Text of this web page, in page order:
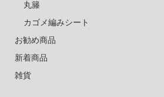
丸籐
カゴメ編みシート
お勧め商品
新着商品
雑貨